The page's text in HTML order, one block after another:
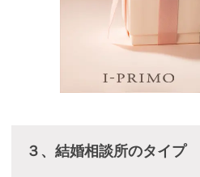
３、結婚相談所のタイプ